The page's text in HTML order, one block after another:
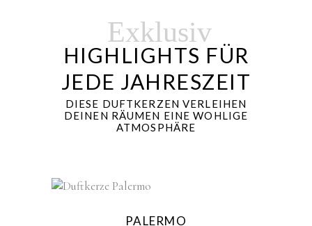
Exklusiv
HIGHLIGHTS FÜR
JEDE JAHRESZEIT
DIESE DUFTKERZEN VERLEIHEN
DEINEN RÄUMEN EINE WOHLIGE
ATMOSPHÄRE
PALERMO